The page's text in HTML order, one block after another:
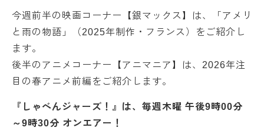
今週前半の映画コーナー【銀マックス】は、「アメリ
と雨の物語」（2025年制作・フランス）をご紹介し
ます。
後半のアニメコーナー【アニマニア】は、2026年注
目の春アニメ前編をご紹介します。
『しゃべんジャーズ！』は、毎週木曜 午後9時00分
～9時30分 オンエアー！